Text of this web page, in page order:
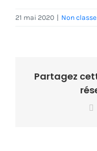
21 mai 2020 | Non classe
Partagez